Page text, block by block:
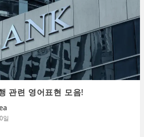
관련 영어표현 모음!
일